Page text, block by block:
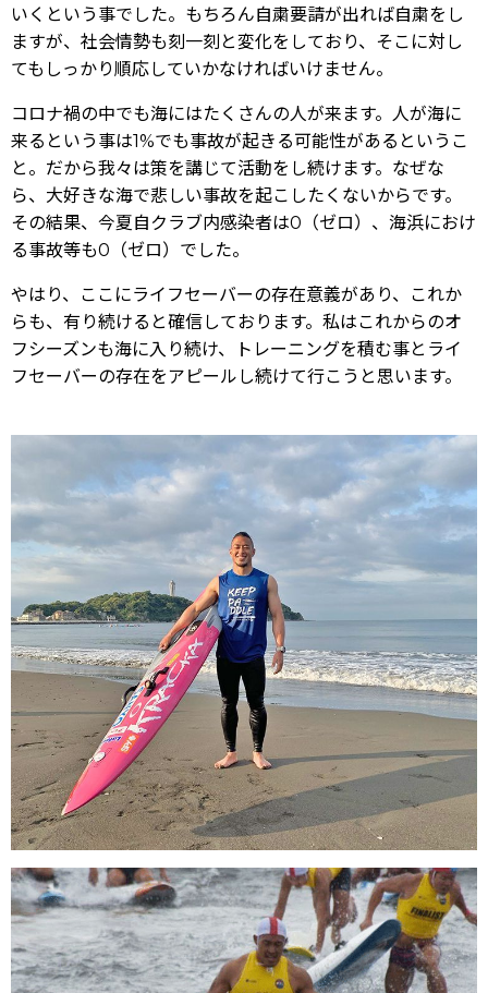
いくという事でした。もちろん自粛要請が出れば自粛をし
ますが、社会情勢も刻一刻と変化をしており、そこに対し
てもしっかり順応していかなければいけません。
コロナ禍の中でも海にはたくさんの人が来ます。人が海に
来るという事は1%でも事故が起きる可能性があるというこ
と。だから我々は策を講じて活動をし続けます。なぜな
ら、大好きな海で悲しい事故を起こしたくないからです。
その結果、今夏自クラブ内感染者は0（ゼロ）、海浜におけ
る事故等も0（ゼロ）でした。
やはり、ここにライフセーバーの存在意義があり、これか
らも、有り続けると確信しております。私はこれからのオ
フシーズンも海に入り続け、トレーニングを積む事とライ
フセーバーの存在をアピールし続けて行こうと思います。